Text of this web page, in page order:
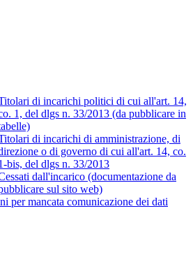
di incarichi politici di cui all'art. 14,
1, del dlgs n. 33/2013 (da pubblicare in
di incarichi di amministrazione, di
o di governo di cui all'art. 14, co.
bis, del dlgs n. 33/2013
dall'incarico (documentazione da
sul sito web)
per mancata comunicazione dei dati